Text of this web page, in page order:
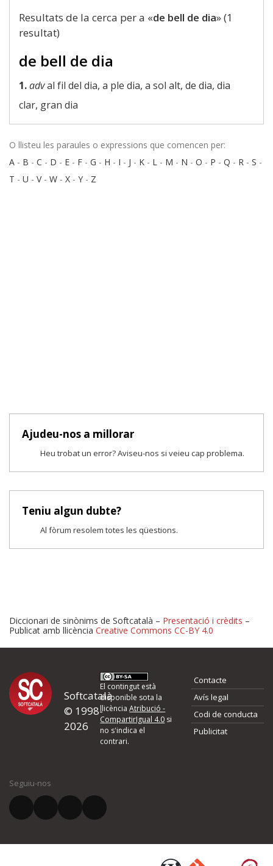
Resultats de la cerca per a «de bell de dia» (1
resultat)
de bell de dia
1.adval fil del dia, a ple dia, a sol alt, de dia, dia
clar, gran dia
O llisteu les paraules o expressions que comencen per:
A - B - C - D - E - F - G - H - I - J - K - L - M - N - O - P - Q - R - S -
T - U - V- W - X - Y - Z
Ajudeu-nos a millorar
Heu trobat un error? Aviseu-nos si veieu cap problema.
Teniu algun dubte?
Al fòrum resolem totes les qüestions.
Proposeu-nos millores o
d'errors
Si heu trobat un error o voleu proposar alguna millora, ompliu els
quina és la millora que proposeu o l'error del qual voleu informar-
El vostre correu electrònic *
Diccionari de sinònims de Softcatalà – Presentació i crèdits –
Publicat amb llicència Creative Commons CC-BY 4.0
Softcatalà
© 1998-
2026
El contingut està
disponible sota la
llicènciaAtribució -
CompartirIgual 4.0 si
no s'indica el
contrari.
Contacte
Avís legal
Codi de conducta
Publicitat
Seguiu-nos